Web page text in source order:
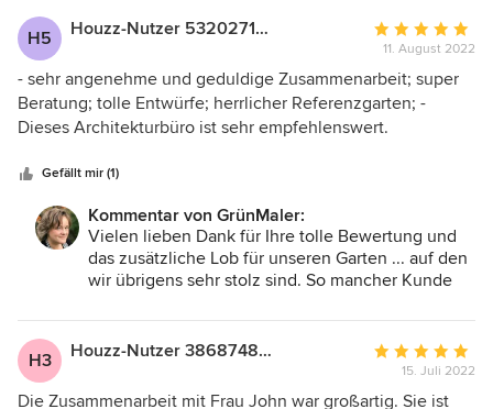
H5 Houzz-Nutzer 532027175
Bewertung:
5
von
5
11. August 2022
- sehr angenehme und geduldige Zusammenarbeit; super
Beratung; tolle Entwürfe; herrlicher Referenzgarten; -
Dieses Architekturbüro ist sehr empfehlenswert.
Gefällt mir (1)
Kommentar von GrünMaler:
Vielen lieben Dank für Ihre tolle Bewertung und
das zusätzliche Lob für unseren Garten ... auf den
wir übrigens sehr stolz sind. So mancher Kunde
seinem Garten entschieden ;-) Herzlichst Ihre
GrünMaler
H3 Houzz-Nutzer 386874899
Bewertung:
5
15. Juli 2022
Die Zusammenarbeit mit Frau John war großartig. Sie ist